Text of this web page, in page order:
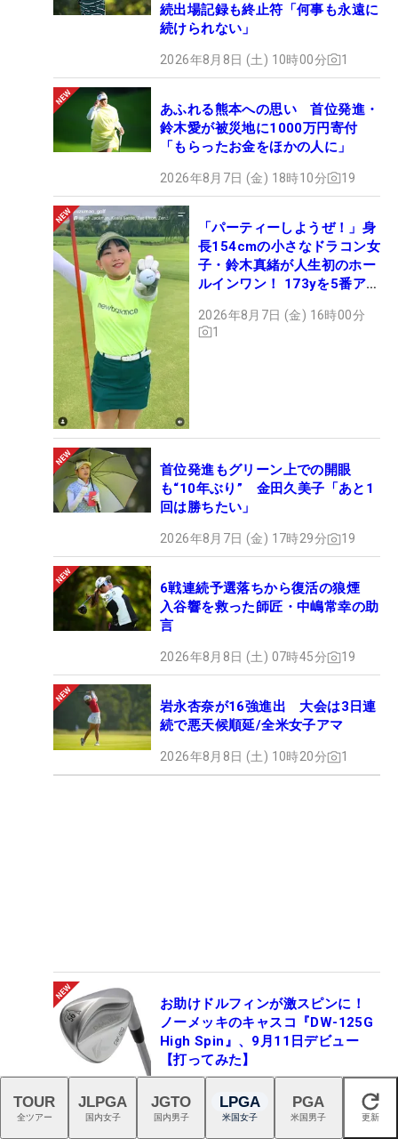
続出場記録も終止符「何事も永遠に
続けられない」
2026年8月8日 (土) 10時00分 1
あふれる熊本への思い 首位発進・
鈴木愛が被災地に1000万円寄付
「もらったお金をほかの人に」
2026年8月7日 (金) 18時10分 19
「パーティーしようぜ！」身
長154cmの小さなドラコン女
子・鈴木真緒が人生初のホー
ルインワン！ 173yを5番アイ
2026年8月7日 (金) 16時00分
1
首位発進もグリーン上での開眼
も“10年ぶり” 金田久美子「あと1
回は勝ちたい」
2026年8月7日 (金) 17時29分 19
6戦連続予選落ちから復活の狼煙
入谷響を救った師匠・中嶋常幸の助
言
2026年8月8日 (土) 07時45分 19
岩永杏奈が16強進出 大会は3日連
続で悪天候順延/全米女子アマ
2026年8月8日 (土) 10時20分 1
お助けドルフィンが激スピンに！
ノーメッキのキャスコ『DW-125G
High Spin』、9月11日デビュー
【打ってみた】
閉じる
TOUR
全ツアー
JLPGA
国内女子
JGTO
国内男子
LPGA
米国女子
PGA
米国男子 更新